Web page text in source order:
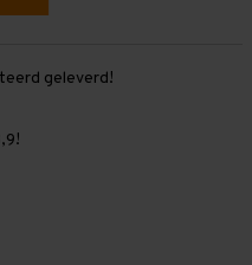
geleverd!